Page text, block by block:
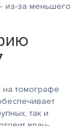
из-за меньшего
на томографе
так и